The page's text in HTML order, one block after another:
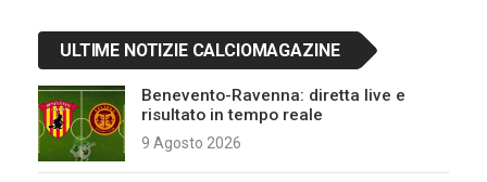
ULTIME NOTIZIE CALCIOMAGAZINE
Benevento-Ravenna: diretta live e
risultato in tempo reale
9 Agosto 2026